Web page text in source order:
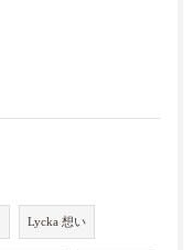
Lycka 想い